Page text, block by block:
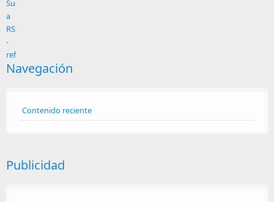
Navegación
Contenido reciente
Publicidad